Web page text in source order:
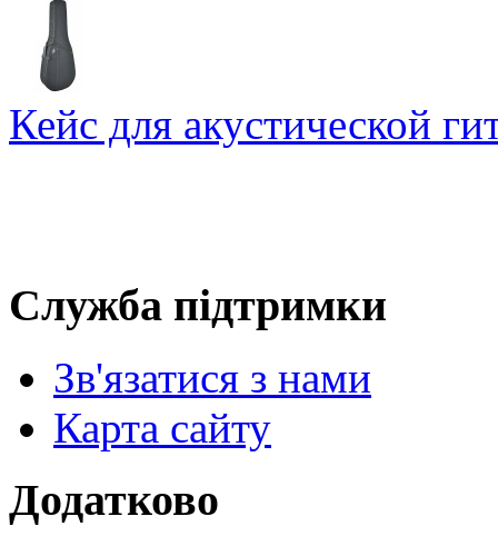
Кейс для акустической
Служба підтримки
Зв'язатися з нами
Карта сайту
Додатково